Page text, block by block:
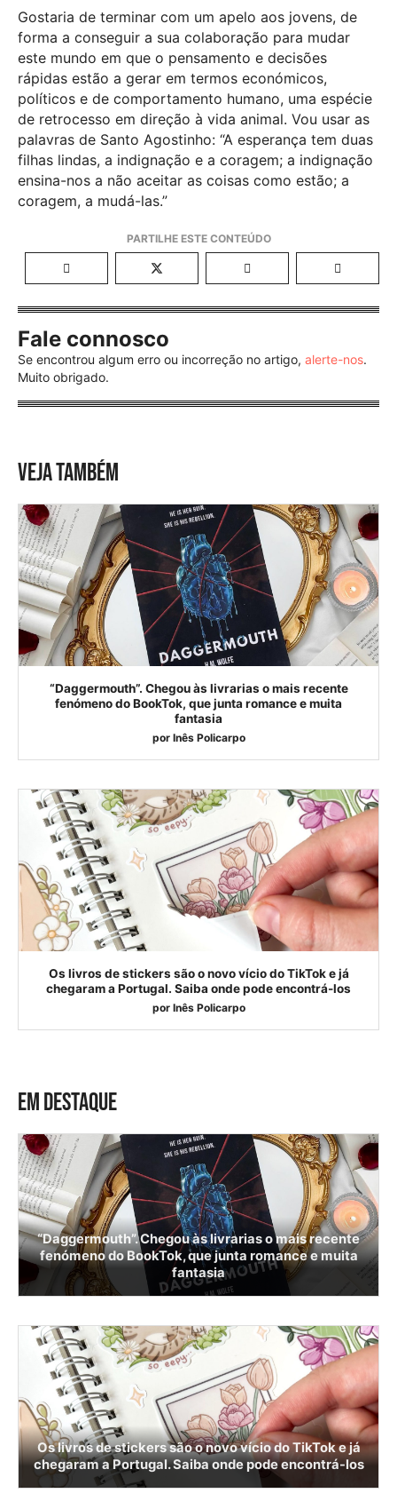
Gostaria de terminar com um apelo aos jovens, de
forma a conseguir a sua colaboração para mudar
este mundo em que o pensamento e decisões
rápidas estão a gerar em termos económicos,
políticos e de comportamento humano, uma espécie
de retrocesso em direção à vida animal. Vou usar as
palavras de Santo Agostinho: “A esperança tem duas
filhas lindas, a indignação e a coragem; a indignação
ensina-nos a não aceitar as coisas como estão; a
coragem, a mudá-las.”
Fale connosco
Se encontrou algum erro ou incorreção no artigo, alerte-nos.
Muito obrigado.
VEJA TAMBÉM
“Daggermouth”. Chegou às livrarias o mais recente
fenómeno do BookTok, que junta romance e muita
fantasia
por Inês Policarpo
Os livros de stickers são o novo vício do TikTok e já
chegaram a Portugal. Saiba onde pode encontrá-los
por Inês Policarpo
EM DESTAQUE
“Daggermouth”. Chegou às livrarias o mais recente
fenómeno do BookTok, que junta romance e muita
fantasia
Os livros de stickers são o novo vício do TikTok e já
chegaram a Portugal. Saiba onde pode encontrá-los